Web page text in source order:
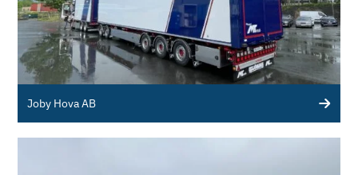
Joby Hova AB